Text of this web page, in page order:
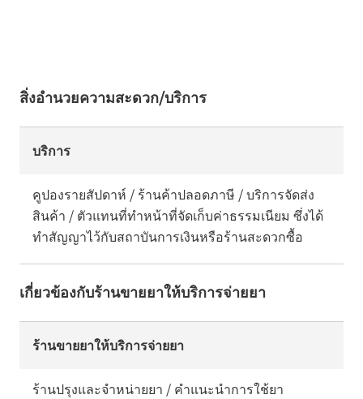
สิ่งอำนวยความสะดวก/บริการ
บริการ
คูปองรายสัปดาห์ / ร้านค้าปลอดภาษี / บริการจัดส่ง
สินค้า / ตัวแทนที่ทำหน้าที่จัดเก็บค่าธรรมเนียม ซึ่งได้
ทำสัญญาไว้กับสถาบันการเงินหรือร้านสะดวกซื้อ
เกี่ยวข้องกับร้านขายยาให้บริการจ่ายยา
ร้านขายยาให้บริการจ่ายยา
ร้านปรุงและจำหน่ายยา / คำแนะนำการใช้ยา